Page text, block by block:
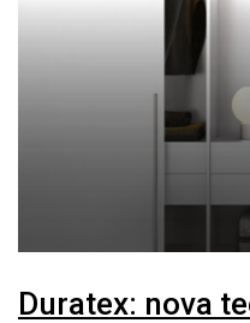
Duratex: nova